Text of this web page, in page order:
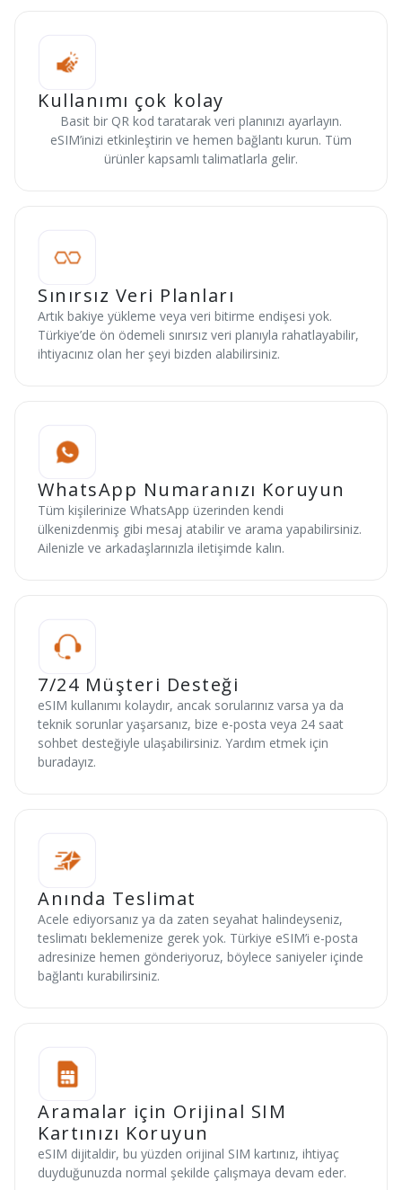
Kullanımı çok kolay
Basit bir QR kod taratarak veri planınızı ayarlayın.
eSIM’inizi etkinleştirin ve hemen bağlantı kurun. Tüm
ürünler kapsamlı talimatlarla gelir.
Sınırsız Veri Planları
Artık bakiye yükleme veya veri bitirme endişesi yok.
Türkiye’de ön ödemeli sınırsız veri planıyla rahatlayabilir,
ihtiyacınız olan her şeyi bizden alabilirsiniz.
WhatsApp Numaranızı Koruyun
Tüm kişilerinize WhatsApp üzerinden kendi
ülkenizdenmiş gibi mesaj atabilir ve arama yapabilirsiniz.
Ailenizle ve arkadaşlarınızla iletişimde kalın.
7/24 Müşteri Desteği
eSIM kullanımı kolaydır, ancak sorularınız varsa ya da
teknik sorunlar yaşarsanız, bize e-posta veya 24 saat
sohbet desteğiyle ulaşabilirsiniz. Yardım etmek için
buradayız.
Anında Teslimat
Acele ediyorsanız ya da zaten seyahat halindeyseniz,
teslimatı beklemenize gerek yok. Türkiye eSIM’i e-posta
adresinize hemen gönderiyoruz, böylece saniyeler içinde
bağlantı kurabilirsiniz.
Aramalar için Orijinal SIM
Kartınızı Koruyun
eSIM dijitaldir, bu yüzden orijinal SIM kartınız, ihtiyaç
duyduğunuzda normal şekilde çalışmaya devam eder.